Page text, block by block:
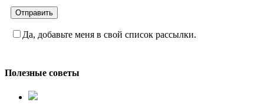
Да, добавьте меня в свой список рассылки.
Полезные советы